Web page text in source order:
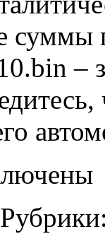
суммы
–